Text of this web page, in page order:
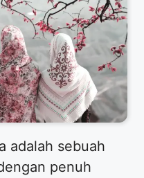
adalah sebuah
penuh